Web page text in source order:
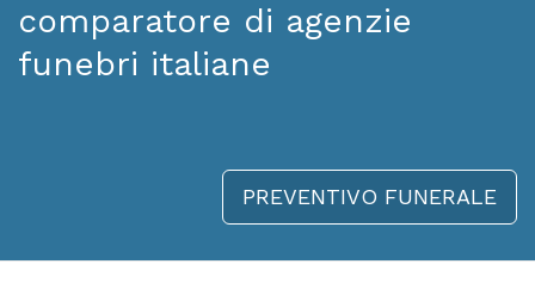
comparatore di agenzie
funebri italiane
PREVENTIVO FUNERALE